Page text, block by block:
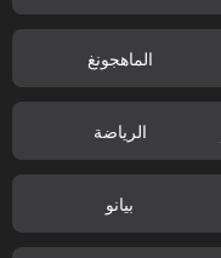
الماهجونغ
الرياضة
بيانو